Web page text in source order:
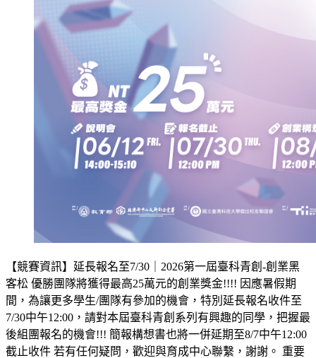
【競賽資訊】延長報名至7/30｜2026第一屆臺科青創-創業黑
客松 優勝團隊將獲得最高25萬元的創業獎金!!!! 因應暑假期
間，為讓更多學生/團隊有參加的機會，特別延長報名收件至
7/30中午12:00，請對本屆臺科青創系列有興趣的同學，把握最
後組團報名的機會!!! 簡報構想書也將一併延期至8/7中午12:00
截止收件 若有任何疑問，歡迎與育成中心聯繫，謝謝。 重要